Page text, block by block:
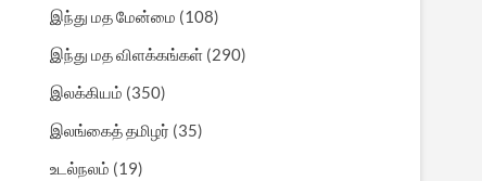
இந்து மத மேன்மை (108)
இந்து மத விளக்கங்கள் (290)
இலக்கியம் (350)
இலங்கைத் தமிழர் (35)
உடல்நலம் (19)